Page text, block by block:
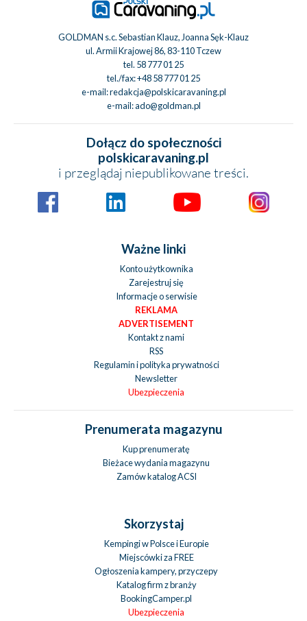
GOLDMAN s.c. Sebastian Klauz, Joanna Sęk-Klauz
ul. Armii Krajowej 86, 83-110 Tczew
tel. 58 777 01 25
tel./fax:+48 58 777 01 25
e-mail:redakcja@polskicaravaning.pl
e-mail:ado@goldman.pl
Dołącz do społeczności
polskicaravaning.pl
i przeglądaj niepublikowane treści.
Ważne linki
Konto użytkownika
Zarejestruj się
Informacje o serwisie
REKLAMA
ADVERTISEMENT
Kontakt z nami
RSS
Regulamin i polityka prywatności
Newsletter
Ubezpieczenia
Prenumerata magazynu
Kup prenumeratę
Bieżace wydania magazynu
Zamów katalog ACSI
Skorzystaj
Kempingi w Polsce i Europie
Miejscówki za FREE
Ogłoszenia kampery, przyczepy
Katalog firm z branży
BookingCamper.pl
Ubezpieczenia